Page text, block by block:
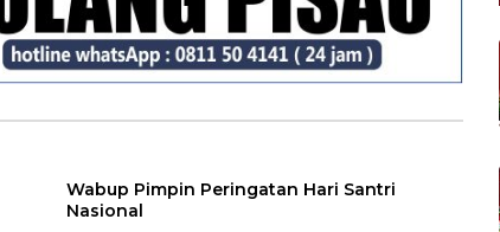
Wabup Pimpin Peringatan Hari Santri
Nasional